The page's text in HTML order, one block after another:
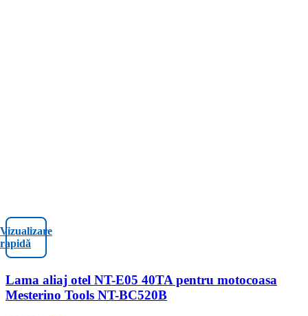
Vizualizare
rapidă
Lama aliaj otel NT-E05 40TA pentru motocoasa
Mesterino Tools NT-BC520B